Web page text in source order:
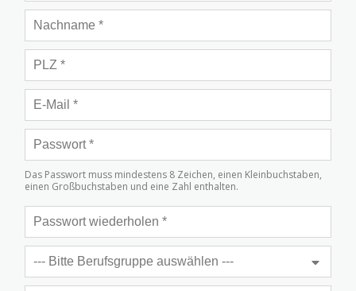
Das Passwort muss mindestens 8 Zeichen, einen Kleinbuchstaben,
einen Großbuchstaben und eine Zahl enthalten.